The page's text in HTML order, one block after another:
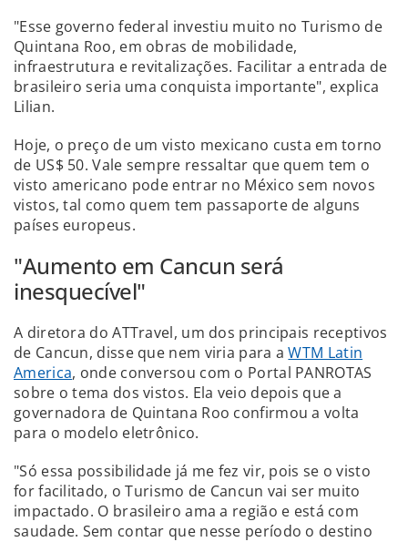
"Esse governo federal investiu muito no Turismo de
Quintana Roo, em obras de mobilidade,
infraestrutura e revitalizações. Facilitar a entrada de
brasileiro seria uma conquista importante", explica
Lilian.
Hoje, o preço de um visto mexicano custa em torno
de US$ 50. Vale sempre ressaltar que quem tem o
visto americano pode entrar no México sem novos
vistos, tal como quem tem passaporte de alguns
países europeus.
"Aumento em Cancun será
inesquecível"
A diretora do ATTravel, um dos principais receptivos
de Cancun, disse que nem viria para aWTM Latin
America, onde conversou com o Portal PANROTAS
sobre o tema dos vistos. Ela veio depois que a
governadora de Quintana Roo confirmou a volta
para o modelo eletrônico.
"Só essa possibilidade já me fez vir, pois se o visto
for facilitado, o Turismo de Cancun vai ser muito
impactado. O brasileiro ama a região e está com
saudade. Sem contar que nesse período o destino